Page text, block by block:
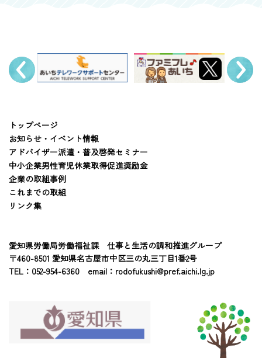
愛知県労働局労働福祉課 仕事と生活の調和推進グループ
〒460-8501 愛知県名古屋市中区三の丸三丁目1番2号
TEL：052-954-6360 email： rodofukushi@pref.aichi.lg.jp
トップページ
お知らせ・イベント情報
アドバイザー派遣・普及啓発セミナー
中小企業男性育児休業取得促進奨励金
企業の取組事例
これまでの取組
リンク集